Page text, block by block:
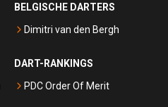
BELGISCHE DARTERS
Dimitri van den Bergh
DART-RANKINGS
PDC Order Of Merit